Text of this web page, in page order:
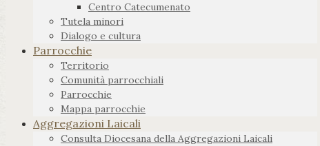
Centro Catecumenato
Tutela minori
Dialogo e cultura
Parrocchie
Territorio
Comunità parrocchiali
Parrocchie
Mappa parrocchie
Aggregazioni Laicali
Consulta Diocesana della Aggregazioni Laicali